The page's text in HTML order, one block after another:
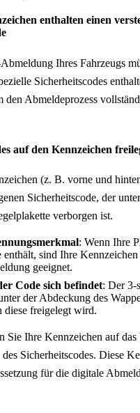
enthalten einen
Ihres Fahrzeugs
Sicherheitscodes
den Abmeldeprozess
auf den Kennzeichen
(z. B. vorne und
Sicherheitscode, der
verborgen ist.
: Wenn Ihre
enthält, sind Ihre
geeignet.
Code sich befindet: Der 3-
der Abdeckung des
diese freigelegt wird.
Sie Ihre Kennzeichen auf das
Sicherheitscodes. Diese
für die digitale